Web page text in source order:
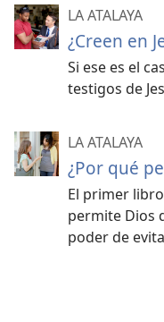
LA ATALAYA
¿Creen en
Si ese es el
testigos de
LA ATALAYA
¿Por qué
El primer
permite Dios
poder de